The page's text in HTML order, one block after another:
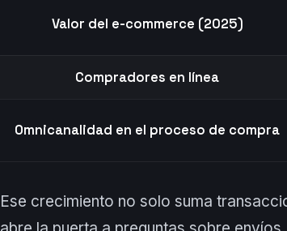
Valor del e-commerce (2025)
Compradores en línea
Omnicanalidad en el proceso de compra
Ese crecimiento no solo suma